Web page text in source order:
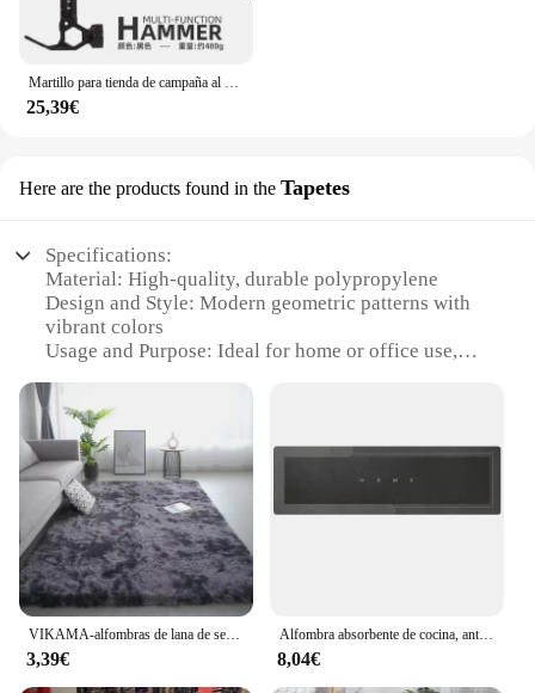
Martillo para tienda de campaña al aire libre, mango de aleación de aluminio, martillo de acero inoxidable, cabeza de cobre, montañismo, camping, extractor de clavos
25,39€
Here are the products found in the Tapetes
Specifications:
Material: High-quality, durable polypropylene
Design and Style: Modern geometric patterns with
vibrant colors
Usage and Purpose: Ideal for home or office use,
Shape or Size: Available in multiple sizes to fit
various spaces
Performance and Property: Non-slip, easy to clean,
and resistant to wear and tear
Parts and Accessories: Includes matching piqueta
sets for a cohesive look
Features:
|Wholesale|
**Elevate Your Space with Style and Comfort**
The piqueta Tapetes are more than just floor
VIKAMA-alfombras de lana de seda para habitación de niños, sala de estar, dormitorio, Tie-Dye, antideslizante, lavable a máquina
3,39€
Alfombra absorbente de cocina, antideslizante, impermeable, limpiable, cómoda, de pie, alfombras y tapetes de cocina, alfombra de tira larga sin lavado
8,04€